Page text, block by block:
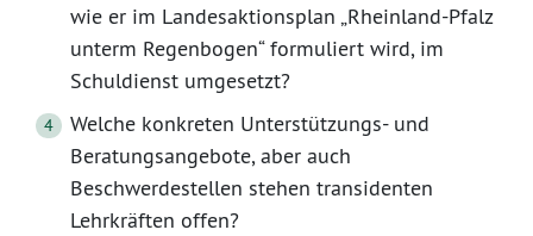
wie er im Landesaktionsplan „Rheinland-Pfalz
unterm Regenbogen“ formuliert wird, im
Schuldienst umgesetzt?
Welche konkreten Unterstützungs- und
Beratungsangebote, aber auch
Beschwerdestellen stehen transidenten
Lehrkräften offen?